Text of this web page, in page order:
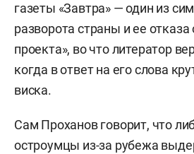
газеты «Завтра» — один из
разворота страны и ее отказа
проекта», во что литератор
когда в ответ на его слова
виска.
Сам Проханов говорит, что
остроумцы из-за рубежа